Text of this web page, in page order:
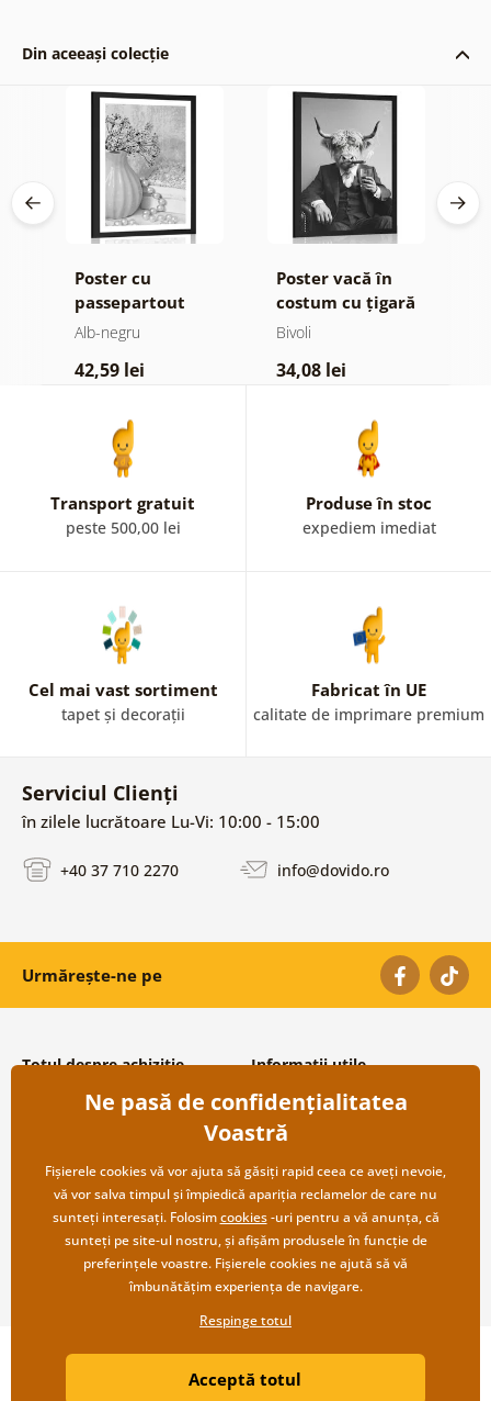
Din aceeași colecție
Poster cu
passepartout
natură moartă de
negru
Alb-negru
42,59 lei
Poster vacă în
costum cu țigară
și whisky
Bivoli
34,08 lei
Transport gratuit
peste 500,00 lei
Produse în stoc
expediem imediat
Cel mai vast sortiment
tapet și decorații
Fabricat în UE
calitate de imprimare premium
Serviciul Clienți
în zilele lucrătoare Lu-Vi: 10:00 - 15:00
+40 37 710 2270 info@dovido.ro
Urmărește-ne pe
Totul despre achiziție
Condiții și termeni generali
Protecția datelor personale
Transport și modalități de plată
Returnare
Informații utile
Despre noi
Întrebări frecvente
Contacte
Cooperare angro
Copyright ©2019 © Dovido.ro.
Litvanyi.sk| Magazinul online a fost creat de
Ne pasă de confidențialitatea
Voastră
Fișierele cookies vă vor ajuta să găsiți rapid ceea ce aveți nevoie,
vă vor salva timpul și împiedică apariția reclamelor de care nu
sunteți interesați. Folosimcookies-uri pentru a vă anunța, că
sunteți pe site-ul nostru, și afișăm produsele în funcție de
preferințele voastre. Fișierele cookies ne ajută să vă
îmbunătățim experiența de navigare.
Respinge totul
Acceptă totul